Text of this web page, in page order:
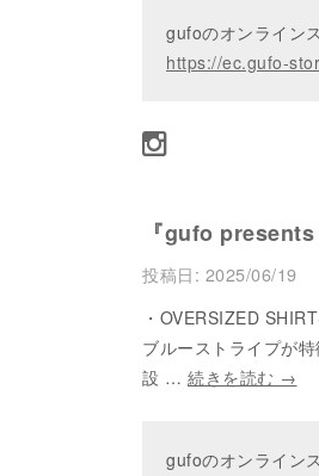
gufoのオンライン
https://ec.gufo-
『gufo
投稿日: 2025/06/19
・OVERSIZED
ブルーストライプが
設 … 続きを読む →
gufoのオンライン